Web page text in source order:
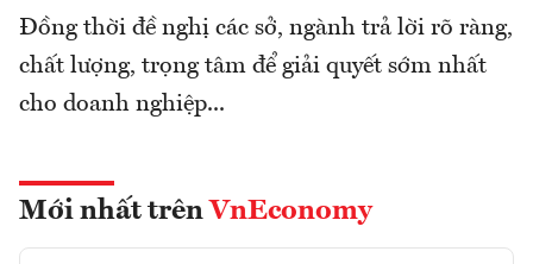
Đồng thời đề nghị các sở, ngành trả lời rõ ràng,
chất lượng, trọng tâm để giải quyết sớm nhất
cho doanh nghiệp...
Mới nhất trên VnEconomy